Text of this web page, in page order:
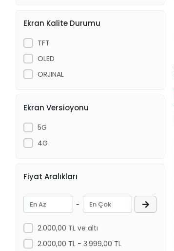
Ekran Kalite Durumu
TFT
OLED
ORJINAL
Ekran Versioyonu
5G
4G
Fiyat Aralıkları
-
2.000,00 TL ve altı
2.000,00 TL - 3.999,00 TL